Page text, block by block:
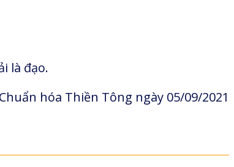
là đạo.
Chuẩn hóa Thiền Tông ngày 05/09/2021